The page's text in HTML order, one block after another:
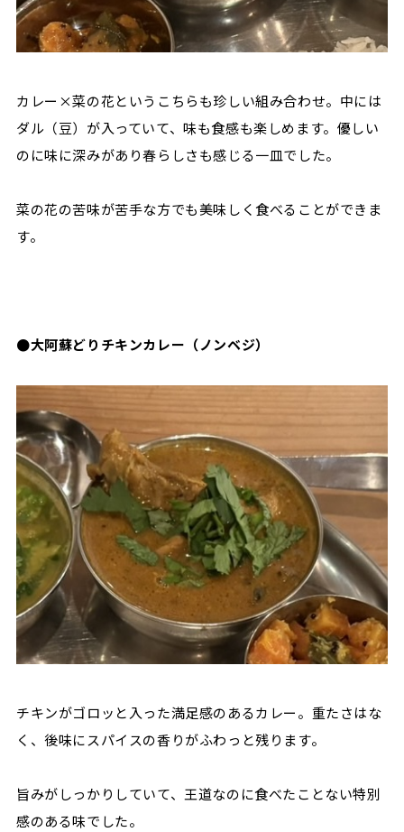
カレー×菜の花というこちらも珍しい組み合わせ。中には
ダル（豆）が入っていて、味も食感も楽しめます。優しい
のに味に深みがあり春らしさも感じる一皿でした。
菜の花の苦味が苦手な方でも美味しく食べることができま
す。
●大阿蘇どりチキンカレー（ノンベジ）
チキンがゴロッと入った満足感のあるカレー。重たさはな
く、後味にスパイスの香りがふわっと残ります。
旨みがしっかりしていて、王道なのに食べたことない特別
感のある味でした。